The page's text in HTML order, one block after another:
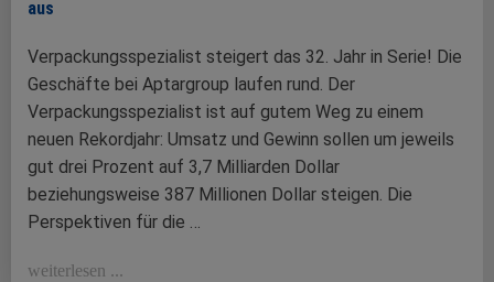
aus
Verpackungsspezialist steigert das 32. Jahr in Serie! Die
Geschäfte bei Aptargroup laufen rund. Der
Verpackungsspezialist ist auf gutem Weg zu einem
neuen Rekordjahr: Umsatz und Gewinn sollen um jeweils
gut drei Prozent auf 3,7 Milliarden Dollar
beziehungsweise 387 Millionen Dollar steigen. Die
Perspektiven für die …
weiterlesen ...